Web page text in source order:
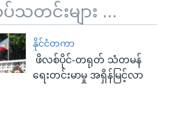
တင်းများ ...
နိုင်ငံတကာ
ဖိလစ်ပိုင်-တရုတ် သံတမန်
ရေးတင်းမာမှု အရှိန်မြင့်လာ